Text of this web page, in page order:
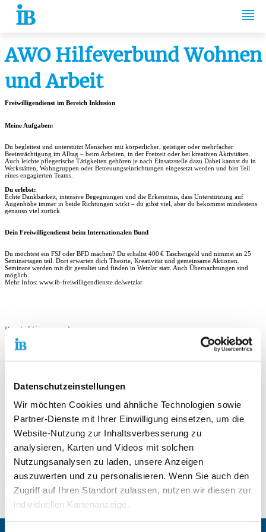
Datenschutzeinstellungen
Wir möchten Cookies und ähnliche Technologien sowie
Partner-Dienste mit Ihrer Einwilligung einsetzen, um die
Website-Nutzung zur Inhaltsverbesserung zu
analysieren, Karten und Videos mit solchen
Nutzungsanalysen zu laden, unsere Anzeigen
auszuwerten und zu personalisieren. Wenn Sie auch den
Zugriff auf Ihren Standort zulassen, nutzen wir diesen zur
individuellen Kartenanzeige.
Springe zum Inhalt
AWO Hilfeverbund Wohnen
und Arbeit
Freiwilligendienst im Bereich Inklusion
Meine Aufgaben:
Du begleitest und unterstützt Menschen mit körperlicher, geistiger oder mehrfacher
Beeinträchtigung im Alltag – beim Arbeiten, in der Freizeit oder bei kreativen Aktivitäten.
Auch leichte pflegerische Tätigkeiten gehören je nach Einsatzstelle dazu.Dabei kannst du in
Werkstätten, Wohngruppen oder Betreuungseinrichtungen eingesetzt werden und bist Teil
eines engagierten Teams.
Du erlebst:
Echte Dankbarkeit, intensive Begegnungen und die Erkenntnis, dass Unterstützung auf
Augenhöhe immer in beide Richtungen wirkt – du gibst viel, aber du bekommst mindestens
genauso viel zurück.
Dein Freiwilligendienst beim Internationalen Bund
Du möchtest ein FSJ oder BFD machen? Du erhältst 400 € Taschengeld und nimmst an 25
Seminartagen teil. Dort erwarten dich Theorie, Kreativität und gemeinsame Aktionen.
Seminare werden mit dir gestaltet und finden in Wetzlar statt. Auch Übernachtungen sind
möglich.
Mehr Infos: www.ib-freiwilligendienste.de/wetzlar
Kontaktiere uns!
Freiwilligendienste Mittelhessen / Wetzlar
Bergstr. 31
35578 Wetzlar
Telefonnummer
0 6441 44 59-230
Faxnummer
0 6441 44 59-220
E-Mail an Freiwilligendienste Mittelhessen / Wetzlar
E-Mail schreiben
Zum Standort